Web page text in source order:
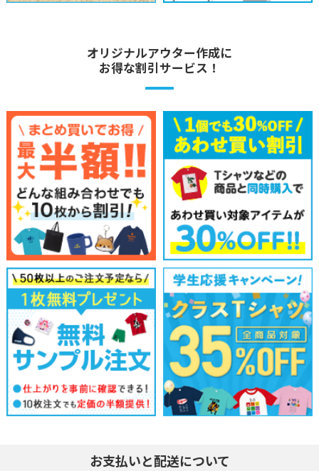
オリジナルアウター作成に
お得な割引サービス！
お支払いと配送について